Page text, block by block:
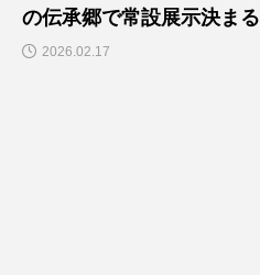
の伝承郷で常設展示決まる
2026.02.17